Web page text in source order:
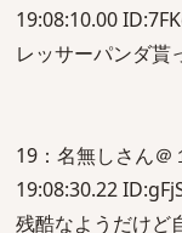
19:08:10.00
レッサーパンダ貰
19：名無しさん
19:08:30.22
残酷なようだけど